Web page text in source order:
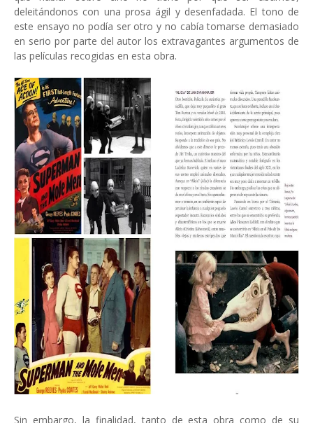
deleitándonos con una prosa ágil y desenfadada. El tono de
este ensayo no podía ser otro y no cabía tomarse demasiado
en serio por parte del autor los extravagantes argumentos de
las películas recogidas en esta obra.
Sin embargo, la finalidad, tanto de esta obra como de su